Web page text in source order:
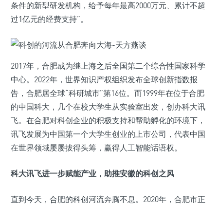
条件的新型研发机构，给予每年最高2000万元、累计不超
过1亿元的经费支持”。
2017年，合肥成为继上海之后全国第二个综合性国家科学
中心。2022年，世界知识产权组织发布全球创新指数报
告，合肥居全球“科研城市”第16位。而1999年在位于合肥
的中国科大，几个在校大学生从实验室出发，创办科大讯
飞。在合肥对科创企业的积极支持和帮助孵化的环境下，
讯飞发展为中国第一个大学生创业的上市公司，代表中国
在世界领域屡屡拔得头筹，赢得人工智能话语权。
科大讯飞进一步赋能产业，助推安徽的科创之风
直到今天，合肥的科创河流奔腾不息。2020年，合肥市正